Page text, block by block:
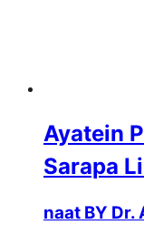
Ayatein
Sarapa
naat BY